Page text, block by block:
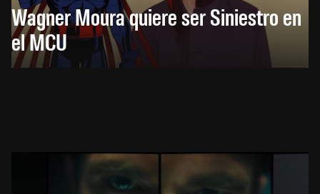
Wagner Moura quiere ser Siniestro en
el MCU